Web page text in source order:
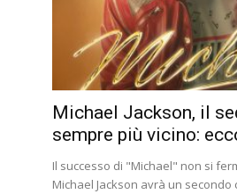
Michael Jackson, il
sempre più vicino:
Il successo di "Michael" non si
Michael Jackson avrà un